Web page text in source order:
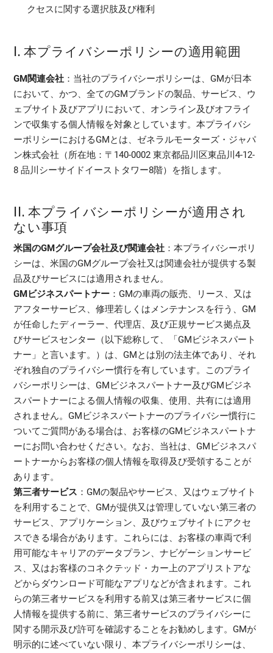
クセスに関する選択肢及び権利
I. 本プライバシーポリシーの適用範囲
GM関連会社 ：当社のプライバシーポリシーは、GMが日本
において、かつ、全てのGMブランドの製品、サービス、ウ
ェブサイト及びアプリにおいて、オンライン及びオフライ
ンで収集する個人情報を対象としています。本プライバシ
ーポリシーにおけるGMとは、ゼネラルモーターズ・ジャパ
ン株式会社（所在地：〒140-0002 東京都品川区東品川4-12-
8 品川シーサイドイーストタワー8階）を指します。
II. 本プライバシーポリシーが適用され
ない事項
米国のGMグループ会社及び関連会社 ：本プライバシーポリ
シーは、米国のGMグループ会社又は関連会社が提供する製
品及びサービスには適用されません。
GMビジネスパートナー ：GMの車両の販売、リース、又は
アフターサービス、修理若しくはメンテナンスを行う、GM
が任命したディーラー、代理店、及び正規サービス拠点及
びサービスセンター（以下総称して、「GMビジネスパート
ナー」と言います。）は、GMとは別の法主体であり、それ
ぞれ独自のプライバシー慣行を有しています。このプライ
バシーポリシーは、GMビジネスパートナー及びGMビジネ
スパートナーによる個人情報の収集、使用、共有には適用
されません。GMビジネスパートナーのプライバシー慣行に
ついてご質問がある場合は、お客様のGMビジネスパートナ
ーにお問い合わせください。なお、当社は、GMビジネスパ
ートナーからお客様の個人情報を取得及び受領することが
あります。
第三者サービス ：GMの製品やサービス、又はウェブサイト
を利用することで、GMが提供又は管理していない第三者の
サービス、アプリケーション、及びウェブサイトにアクセ
スできる場合があります。これらには、お客様の車両で利
用可能なキャリアのデータプラン、ナビゲーションサービ
ス、又はお客様のコネクテッド・カー上のアプリストアな
どからダウンロード可能なアプリなどが含まれます。これ
らの第三者サービスを利用する前又は第三者サービスに個
人情報を提供する前に、第三者サービスのプライバシーに
関する開示及び許可を確認することをお勧めします。GMが
明示的に述べていない限り、本プライバシーポリシーは、